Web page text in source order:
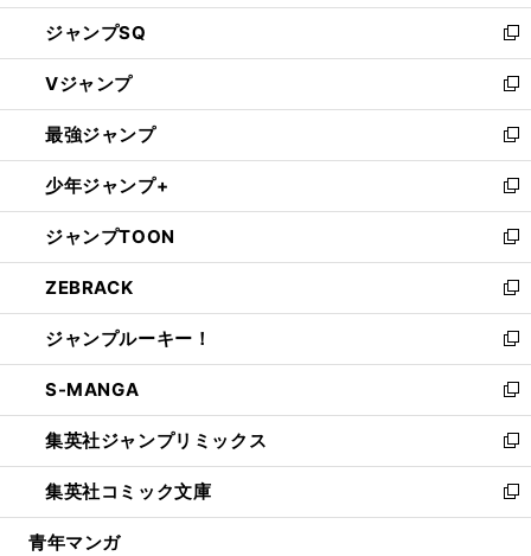
し
い
ウ
ィ
ン
ド
ウ
で
開
く
ジャンプSQ
新
し
い
ウ
ィ
ン
ド
ウ
で
開
く
Vジャンプ
新
し
い
ウ
ィ
ン
ド
ウ
で
開
く
最強ジャンプ
新
し
い
ウ
ィ
ン
ド
ウ
で
開
く
少年ジャンプ+
新
し
い
ウ
ィ
ン
ド
ウ
で
開
く
ジャンプTOON
新
し
い
ウ
ィ
ン
ド
ウ
で
開
く
ZEBRACK
新
し
い
ウ
ィ
ン
ド
ウ
で
開
ジャンプルーキー！
新
し
い
ウ
ィ
ン
ド
ウ
S-MANGA
新
し
い
ウ
ィ
ン
集英社ジャンプリミックス
新
し
い
ウ
集英社コミック文庫
新
し
青年マンガ